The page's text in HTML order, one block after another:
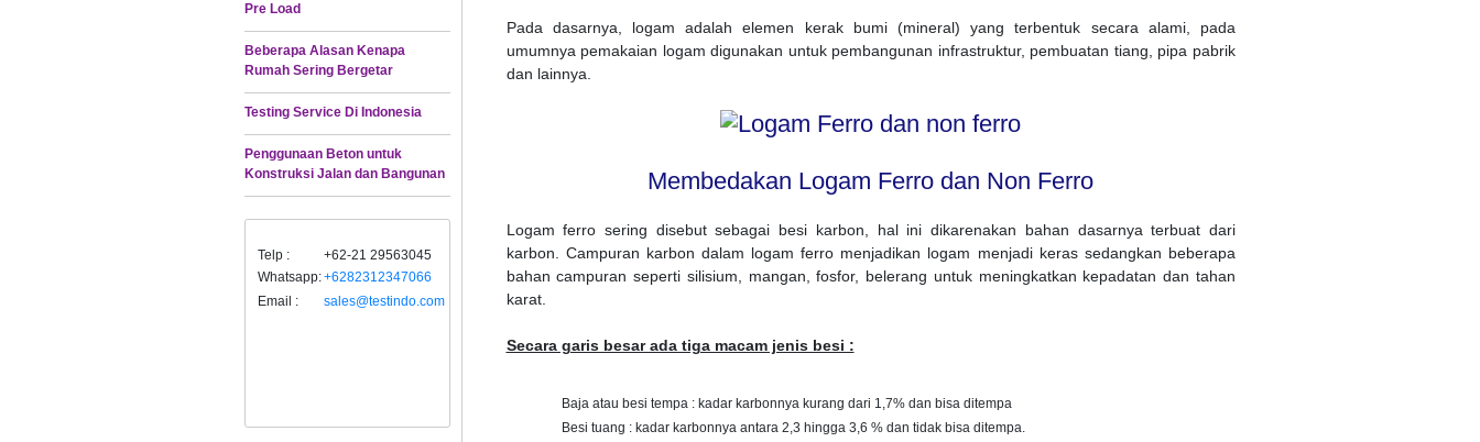
Pre Load
Beberapa Alasan Kenapa
Rumah Sering Bergetar
Testing Service Di Indonesia
Penggunaan Beton untuk
Konstruksi Jalan dan Bangunan
Telp :
+62-21 29563045
Whatsapp:+6282312347066
Email :
sales@testindo.com
Pada dasarnya, logam adalah elemen kerak bumi (mineral) yang terbentuk secara alami, pada
umumnya pemakaian logam digunakan untuk pembangunan infrastruktur, pembuatan tiang, pipa pabrik
dan lainnya.
Membedakan Logam Ferro dan Non Ferro
Logam ferro sering disebut sebagai besi karbon, hal ini dikarenakan bahan dasarnya terbuat dari
karbon. Campuran karbon dalam logam ferro menjadikan logam menjadi keras sedangkan beberapa
bahan campuran seperti silisium, mangan, fosfor, belerang untuk meningkatkan kepadatan dan tahan
karat.
Secara garis besar ada tiga macam jenis besi :
Baja atau besi tempa : kadar karbonnya kurang dari 1,7% dan bisa ditempa
Besi tuang : kadar karbonnya antara 2,3 hingga 3,6 % dan tidak bisa ditempa.